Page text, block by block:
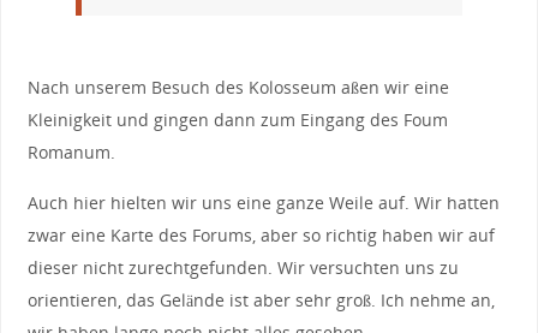
Nach unserem Besuch des Kolosseum aßen wir eine
Kleinigkeit und gingen dann zum Eingang des Foum
Romanum.
Auch hier hielten wir uns eine ganze Weile auf. Wir hatten
zwar eine Karte des Forums, aber so richtig haben wir auf
dieser nicht zurechtgefunden. Wir versuchten uns zu
orientieren, das Gelände ist aber sehr groß. Ich nehme an,